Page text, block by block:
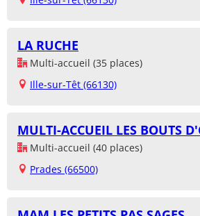
LA RUCHE
Multi-accueil (35 places)
Ille-sur-Têt (66130)
MULTI-ACCUEIL LES BOUTS
Multi-accueil (40 places)
Prades (66500)